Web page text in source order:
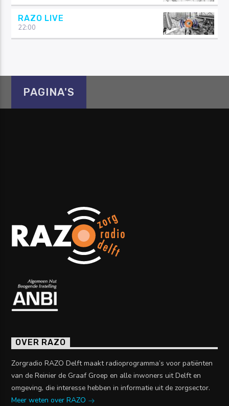
RAZO LIVE
22:00
PAGINA'S
OVER RAZO
Zorgradio RAZO Delft maakt radioprogramma’s voor patiënten
van de Reinier de Graaf Groep en alle inwoners uit Delft en
omgeving, die interesse hebben in informatie uit de zorgsector.
Meer weten over RAZO